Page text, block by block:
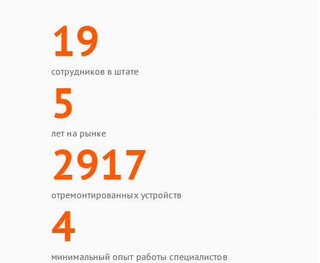
19
сотрудников в штате
5
лет на рынке
2917
отремонтированных устройств
4
минимальный опыт работы специалистов